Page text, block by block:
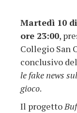
Martedì 10
ore 23:00,
Collegio San
conclusivo
le fake news
gioco.
Il progetto